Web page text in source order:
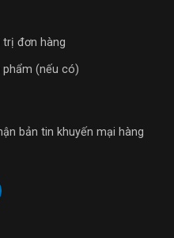
trị đơn hàng
phẩm (nếu có)
bản tin khuyến mại hàng